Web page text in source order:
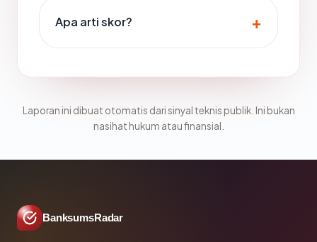
Apa arti skor?
Laporan ini dibuat otomatis dari sinyal teknis publik. Ini bukan
nasihat hukum atau finansial.
BanksumsRadar